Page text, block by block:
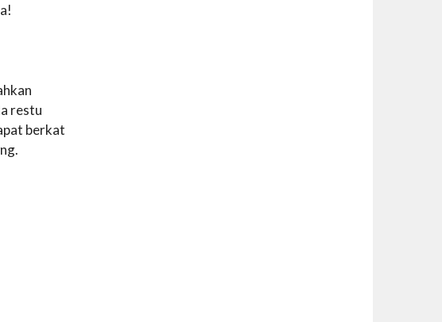
restu
berkat